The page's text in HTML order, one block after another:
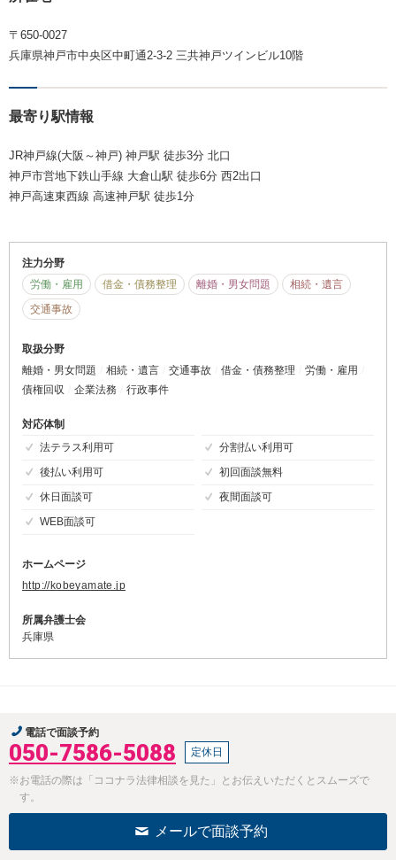
〒650-0027
兵庫県神戸市中央区中町通2-3-2 三共神戸ツインビル10階
最寄り駅情報
JR神戸線(大阪～神戸) 神戸駅 徒歩3分 北口
神戸市営地下鉄山手線 大倉山駅 徒歩6分 西2出口
神戸高速東西線 高速神戸駅 徒歩1分
注力分野
労働・雇用
借金・債務整理 離婚・男女問題
相続・遺言
交通事故
取扱分野
離婚・男女問題
相続・遺言 交通事故 借金・債務整理
労働・雇用
債権回収
企業法務 行政事件
対応体制
法テラス利用可
分割払い利用可
後払い利用可
初回面談無料
休日面談可
夜間面談可
WEB面談可
ホームページ
http://kobeyamate.jp
所属弁護士会
兵庫県
電話で面談予約
050-7586-5088 定休日
※お電話の際は「ココナラ法律相談を見た」とお伝えいただくとスムーズで
す。
メールで面談予約